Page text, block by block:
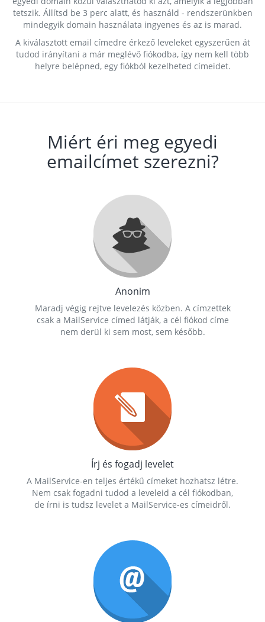
tetszik. Állítsd be 3 perc alatt, és használd - rendszerünkben
mindegyik domain használata ingyenes és az is marad.
A kiválasztott email címedre érkező leveleket egyszerűen át
tudod irányítani a már meglévő fiókodba, így nem kell több
helyre belépned, egy fiókból kezelheted címeidet.
Miért éri meg egyedi
emailcímet szerezni?
Anonim
Maradj végig rejtve levelezés közben. A címzettek
csak a MailService címed látják, a cél fiókod címe
nem derül ki sem most, sem később.
Írj és fogadj levelet
A MailService-en teljes értékű címeket hozhatsz létre.
Nem csak fogadni tudod a leveleid a cél fiókodban,
de írni is tudsz levelet a MailService-es címeidről.